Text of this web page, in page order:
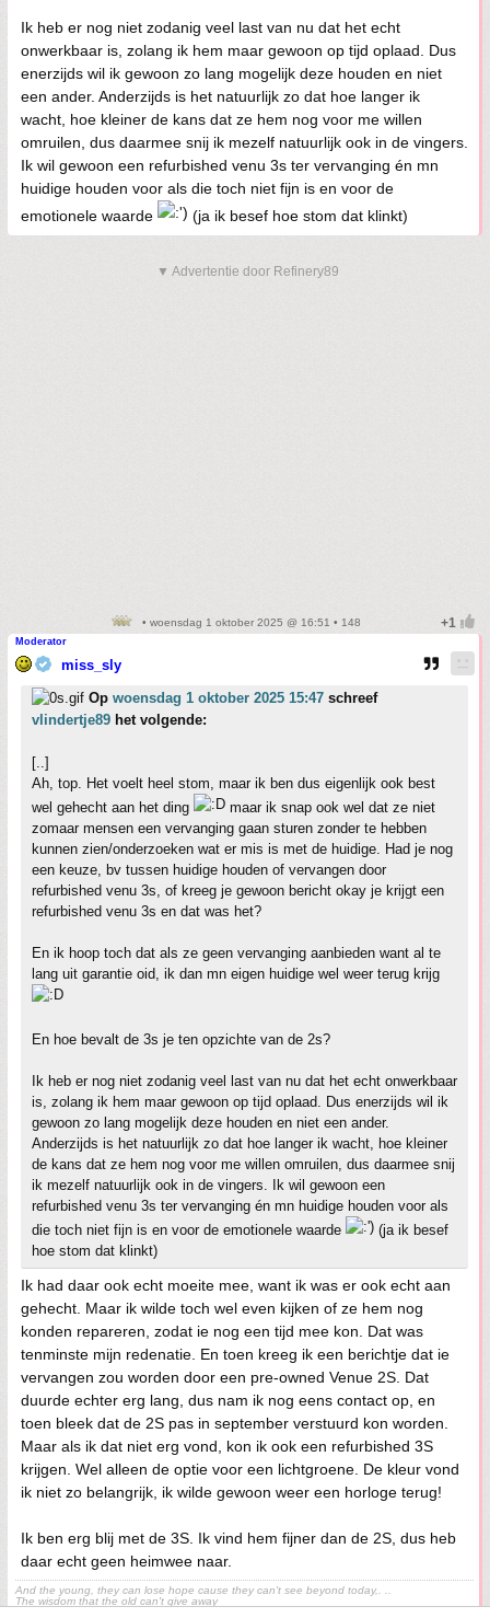
Ik heb er nog niet zodanig veel last van nu dat het echt
onwerkbaar is, zolang ik hem maar gewoon op tijd oplaad. Dus
enerzijds wil ik gewoon zo lang mogelijk deze houden en niet
een ander. Anderzijds is het natuurlijk zo dat hoe langer ik
wacht, hoe kleiner de kans dat ze hem nog voor me willen
omruilen, dus daarmee snij ik mezelf natuurlijk ook in de vingers.
Ik wil gewoon een refurbished venu 3s ter vervanging én mn
huidige houden voor als die toch niet fijn is en voor de
emotionele waarde
(ja ik besef hoe stom dat klinkt)
▼ Advertentie door Refinery89
• woensdag 1 oktober 2025 @ 16:51 • 148
Moderator
miss_sly
Op woensdag 1 oktober 2025 15:47 schreef
vlindertje89 het volgende:
[..]
Ah, top. Het voelt heel stom, maar ik ben dus eigenlijk ook best
wel gehecht aan het ding
maar ik snap ook wel dat ze niet
zomaar mensen een vervanging gaan sturen zonder te hebben
kunnen zien/onderzoeken wat er mis is met de huidige. Had je nog
een keuze, bv tussen huidige houden of vervangen door
refurbished venu 3s, of kreeg je gewoon bericht okay je krijgt een
refurbished venu 3s en dat was het?
En ik hoop toch dat als ze geen vervanging aanbieden want al te
lang uit garantie oid, ik dan mn eigen huidige wel weer terug krijg
En hoe bevalt de 3s je ten opzichte van de 2s?
Ik heb er nog niet zodanig veel last van nu dat het echt onwerkbaar
is, zolang ik hem maar gewoon op tijd oplaad. Dus enerzijds wil ik
gewoon zo lang mogelijk deze houden en niet een ander.
Anderzijds is het natuurlijk zo dat hoe langer ik wacht, hoe kleiner
de kans dat ze hem nog voor me willen omruilen, dus daarmee snij
ik mezelf natuurlijk ook in de vingers. Ik wil gewoon een
refurbished venu 3s ter vervanging én mn huidige houden voor als
die toch niet fijn is en voor de emotionele waarde
(ja ik besef
hoe stom dat klinkt)
Ik had daar ook echt moeite mee, want ik was er ook echt aan
gehecht. Maar ik wilde toch wel even kijken of ze hem nog
konden repareren, zodat ie nog een tijd mee kon. Dat was
tenminste mijn redenatie. En toen kreeg ik een berichtje dat ie
vervangen zou worden door een pre-owned Venue 2S. Dat
duurde echter erg lang, dus nam ik nog eens contact op, en
toen bleek dat de 2S pas in september verstuurd kon worden.
Maar als ik dat niet erg vond, kon ik ook een refurbished 3S
krijgen. Wel alleen de optie voor een lichtgroene. De kleur vond
ik niet zo belangrijk, ik wilde gewoon weer een horloge terug!
Ik ben erg blij met de 3S. Ik vind hem fijner dan de 2S, dus heb
daar echt geen heimwee naar.
And the young, they can lose hope cause they can't see beyond today,. ..
The wisdom that the old can't give away